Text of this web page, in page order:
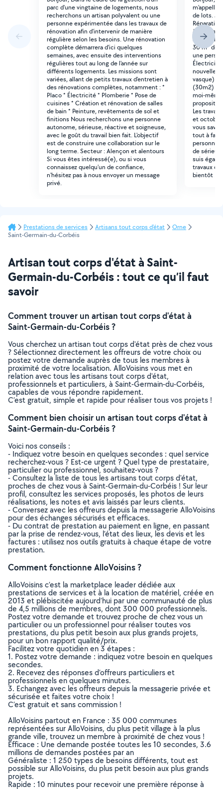
parc d'une vingtaine de logements, nous
recherchons un artisan polyvalent ou une
personne expérimentée dans les travaux de
rénovation afin d'intervenir de manière
régulière selon les besoins. Une rénovation
complète démarrera d'ici quelques
semaines, avec ensuite des interventions
régulières tout au long de l'année sur
différents logements. Les missions sont
variées, allant de petits travaux d'entretien à
des rénovations complètes, notamment : *
Placo * Électricité * Plomberie * Pose de
cuisines * Création et rénovation de salles
de bain * Peinture, revêtements de sol et
finitions Nous recherchons une personne
autonome, sérieuse, réactive et soigneuse,
avec le goût du travail bien fait. L'objectif
est de construire une collaboration sur le
long terme. Secteur : Alençon et alentours
Si vous êtes intéressé(e), ou si vous
connaissez quelqu'un de confiance,
n'hésitez pas à nous envoyer un message
privé.
m'appelle
de lots.
à tout
30 m²
une
Électricité
nouvelle
vasque)
(30m2) et
moi-
Les
et
vous
tout à fait
de sérieux
suis
travaux
bientôt !
Prestations de services Artisans tout corps d'état
Orne
Saint-Germain-du-Corbéis
Artisan tout corps d'état à Saint-
Germain-du-Corbéis : tout ce qu’il faut
savoir
Comment trouver un artisan tout corps d'état à
Saint-Germain-du-Corbéis ?
Vous cherchez un artisan tout corps d'état près de chez vous
? Sélectionnez directement les offreurs de votre choix ou
postez votre demande auprès de tous les membres à
proximité de votre localisation. AlloVoisins vous met en
relation avec tous les artisans tout corps d'état,
professionnels et particuliers, à Saint-Germain-du-Corbéis,
capables de vous répondre rapidement.
C’est gratuit, simple et rapide pour réaliser tous vos projets !
Comment bien choisir un artisan tout corps d'état à
Saint-Germain-du-Corbéis ?
Voici nos conseils :
- Indiquez votre besoin en quelques secondes : quel service
recherchez-vous ? Est-ce urgent ? Quel type de prestataire,
particulier ou professionnel, souhaitez-vous ?
- Consultez la liste de tous les artisans tout corps d'état,
proches de chez vous à Saint-Germain-du-Corbéis ! Sur leur
profil, consultez les services proposés, les photos de leurs
réalisations, les notes et avis laissés par leurs clients.
- Conversez avec les offreurs depuis la messagerie AlloVoisins
pour des échanges sécurisés et efficaces.
- Du contrat de prestation au paiement en ligne, en passant
par la prise de rendez-vous, l’état des lieux, les devis et les
factures : utilisez nos outils gratuits à chaque étape de votre
prestation.
Comment fonctionne AlloVoisins ?
AlloVoisins c’est la marketplace leader dédiée aux
prestations de services et à la location de matériel, créée en
2013 et plébiscitée aujourd’hui par une communauté de plus
de 4,5 millions de membres, dont 300 000 professionnels.
Postez votre demande et trouvez proche de chez vous un
particulier ou un professionnel pour réaliser toutes vos
prestations, du plus petit besoin aux plus grands projets,
pour un bon rapport qualité/prix.
Facilitez votre quotidien en 3 étapes :
1. Postez votre demande : indiquez votre besoin en quelques
secondes.
2. Recevez des réponses d’offreurs particuliers et
professionnels en quelques minutes.
3. Echangez avec les offreurs depuis la messagerie privée et
sécurisée et faites votre choix !
C’est gratuit et sans commission !
AlloVoisins partout en France : 35 000 communes
représentées sur AlloVoisins, du plus petit village à la plus
grande ville, trouvez un membre à proximité de chez vous !
Efficace : Une demande postée toutes les 10 secondes, 3.6
millions de demandes postées par an
Généraliste : 1 250 types de besoins différents, tout est
possible sur AlloVoisins, du plus petit besoin aux plus grands
projets.
Rapide : 10 minutes pour recevoir une première réponse à